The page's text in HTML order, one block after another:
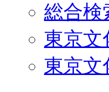
総合検
東京文
東京文